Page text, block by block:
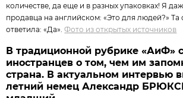
количестве, да еще и в разных упаковках! Я
продавца на английском: «Это для людей?» Та
ответила: «Да».Фото из открытых источников
В традиционной рубрике «АиФ»
иностранцев о том, чем им
страна. В актуальном интервью
летний немец Александр